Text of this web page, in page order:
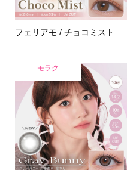
フェリアモ / チョコミスト
モラク